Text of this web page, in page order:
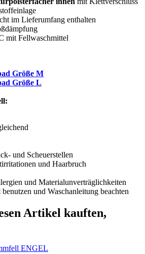
im Lieferumfang enthalten
mit Fellwaschmittel
Größe M
Größe L
und Scheuerstellen
und Haarbruch
und Materialunverträglichkeiten
und Waschanleitung beachten
Artikel kauften,
ENGEL